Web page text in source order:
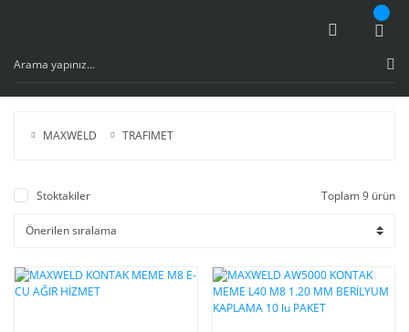
MAXWELD TRAFIMET
Stoktakiler Toplam 9 ürün